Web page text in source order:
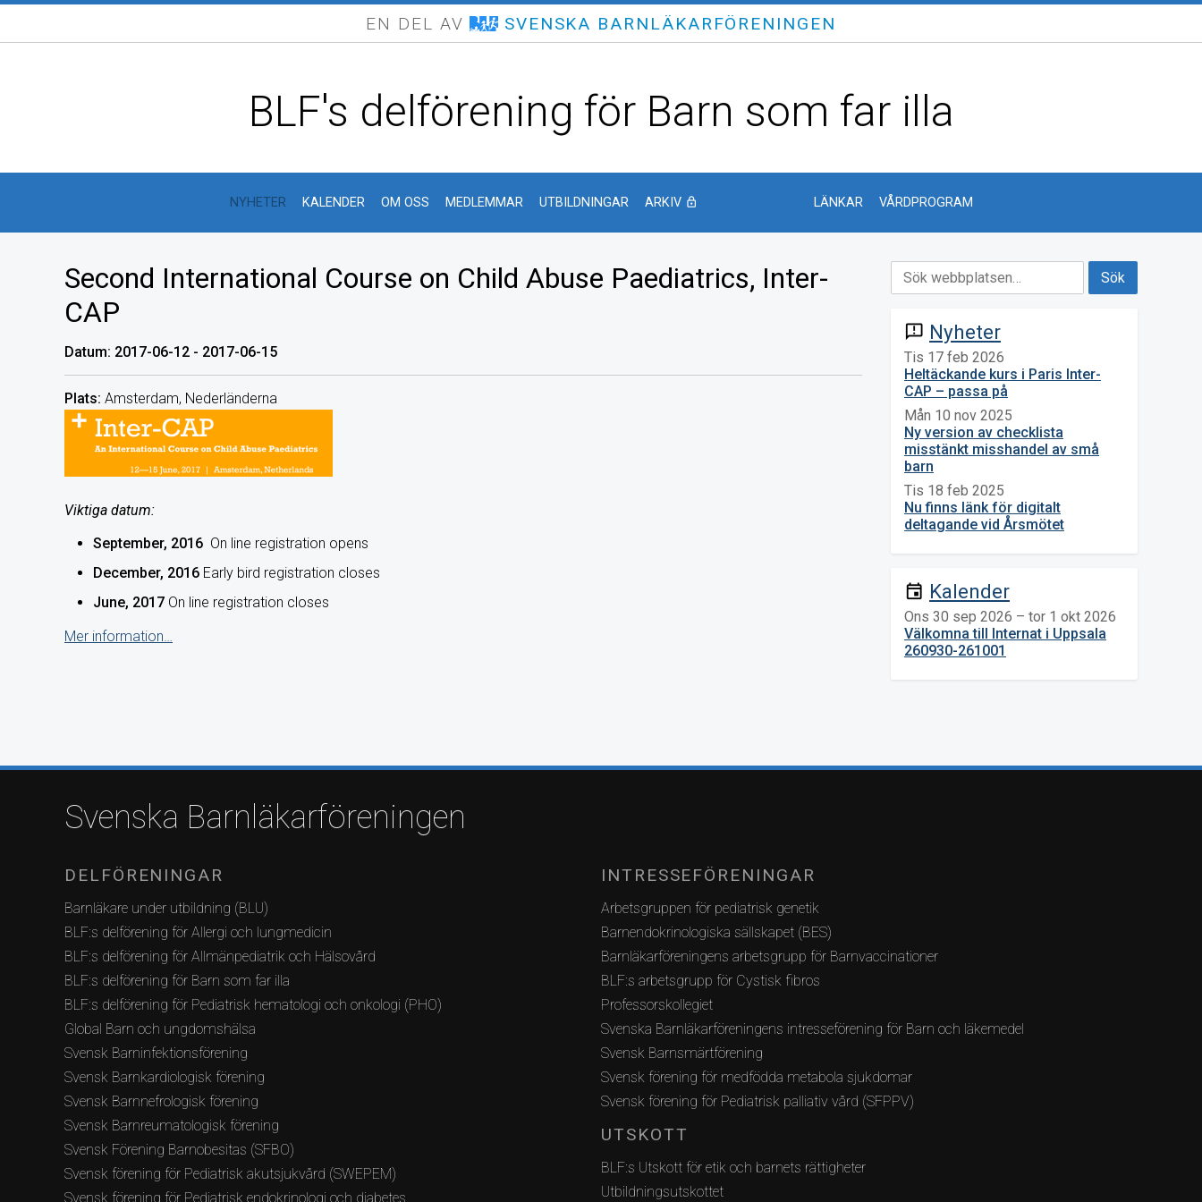
EN DEL AV SVENSKA BARNLÄKARFÖRENINGEN
BLF's delförening för Barn som far illa
NYHETER KALENDER OM OSS MEDLEMMAR UTBILDNINGAR ARKIV lock_outline LÄNKAR VÅRDPROGRAM
Second International Course on Child Abuse Paediatrics, Inter-
CAP
Datum: 2017-06-12 - 2017-06-15
Plats: Amsterdam, Nederländerna
Viktiga datum:
September, 2016 On line registration opens
December, 2016 Early bird registration closes
June, 2017 On line registration closes
Mer information…
announcement Nyheter
Tis 17 feb 2026
Heltäckande kurs i Paris Inter-
CAP – passa på
Mån 10 nov 2025
Ny version av checklista
misstänkt misshandel av små
barn
Tis 18 feb 2025
Nu finns länk för digitalt
deltagande vid Årsmötet
event Kalender
Ons 30 sep 2026 – tor 1 okt 2026
Välkomna till Internat i Uppsala
260930-261001
Svenska Barnläkarföreningen
DELFÖRENINGAR
Barnläkare under utbildning (BLU)
BLF:s delförening för Allergi och lungmedicin
BLF:s delförening för Allmänpediatrik och Hälsovård
BLF:s delförening för Barn som far illa
BLF:s delförening för Pediatrisk hematologi och onkologi (PHO)
Global Barn och ungdomshälsa
Svensk Barninfektionsförening
Svensk Barnkardiologisk förening
Svensk Barnnefrologisk förening
Svensk Barnreumatologisk förening
Svensk Förening Barnobesitas (SFBO)
Svensk förening för Pediatrisk akutsjukvård (SWEPEM)
Svensk förening för Pediatrisk endokrinologi och diabetes
INTRESSEFÖRENINGAR
Arbetsgruppen för pediatrisk genetik
Barnendokrinologiska sällskapet (BES)
Barnläkarföreningens arbetsgrupp för Barnvaccinationer
BLF:s arbetsgrupp för Cystisk fibros
Professorskollegiet
Svenska Barnläkarföreningens intresseförening för Barn och läkemedel
Svensk Barnsmärtförening
Svensk förening för medfödda metabola sjukdomar
Svensk förening för Pediatrisk palliativ vård (SFPPV)
UTSKOTT
BLF:s Utskott för etik och barnets rättigheter
Utbildningsutskottet